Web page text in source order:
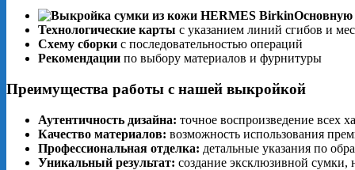
Технологические карты с указанием линий сгибов и
Схему сборки с последовательностью операций
Рекомендации по выбору материалов и фурнитуры
Преимущества работы с нашей выкройкой
Аутентичность дизайна: точное воспроизведение всех
Качество материалов: возможность использования
Профессиональная отделка: детальные указания по
Уникальный результат: создание эксклюзивной сумки,